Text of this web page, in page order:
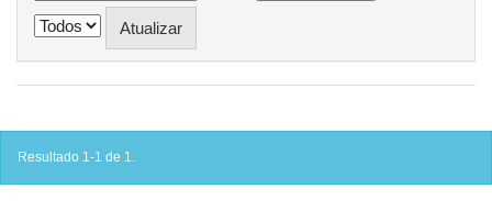
Resultado 1-1 de 1.